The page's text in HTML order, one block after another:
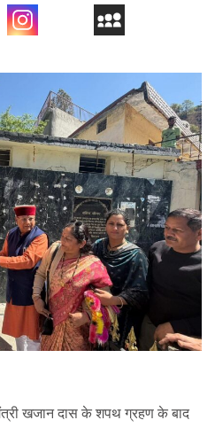
खजान दास के शपथ ग्रहण के बाद